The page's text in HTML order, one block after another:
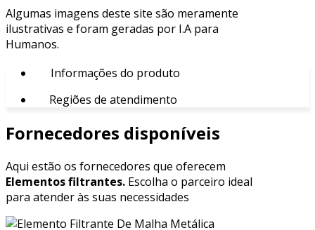
Algumas imagens deste site são meramente
ilustrativas e foram geradas por I.A para
Humanos.
Informações do produto
Regiões de atendimento
Fornecedores disponíveis
Aqui estão os fornecedores que oferecem
Elementos filtrantes. Escolha o parceiro ideal
para atender às suas necessidades